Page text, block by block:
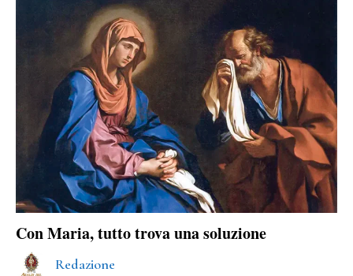
Con Maria, tutto trova una soluzione
Redazione